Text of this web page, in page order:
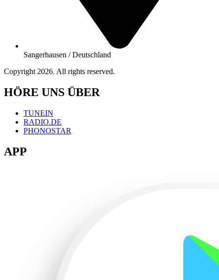
Sangerhausen / Deutschland
Copyright 2026. All rights reserved.
HÖRE UNS ÜBER
TUNEIN
RADIO.DE
PHONOSTAR
APP